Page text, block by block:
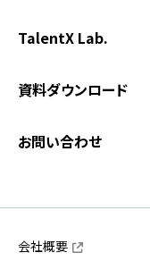
TalentX Lab.
資料ダウンロード
お問い合わせ
会社概要